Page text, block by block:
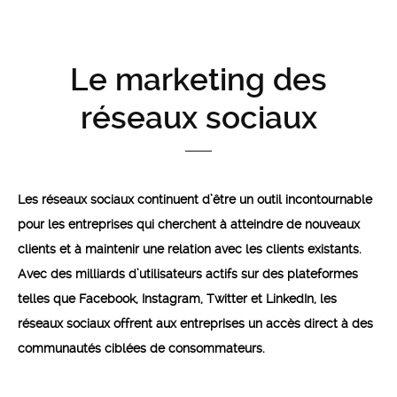
Le marketing des
réseaux sociaux
Les réseaux sociaux continuent d’être un outil incontournable
pour les entreprises qui cherchent à atteindre de nouveaux
clients et à maintenir une relation avec les clients existants.
Avec des milliards d’utilisateurs actifs sur des plateformes
telles que Facebook, Instagram, Twitter et LinkedIn, les
réseaux sociaux offrent aux entreprises un accès direct à des
communautés ciblées de consommateurs.